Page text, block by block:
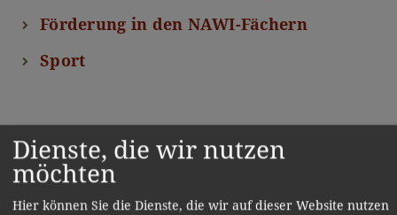
Förderung in den NAWI-Fächern
Sport
Dienste, die wir nutzen
möchten
Hier können Sie die Dienste, die wir auf dieser Website nutzen